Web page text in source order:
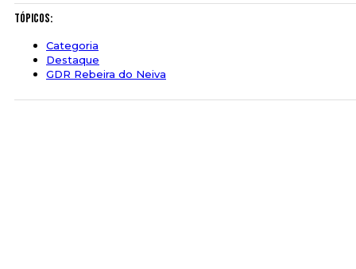
Tópicos:
Categoria
Destaque
GDR Rebeira do Neiva